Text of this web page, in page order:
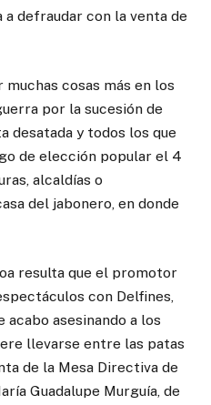
a defraudar con la venta de
muchas cosas más en los
por la sucesión de
desatada y todos los que
de elección popular el 4
alcaldías o
del jabonero, en donde
resulta que el promotor
con Delfines,
acabo asesinando a los
llevarse entre las patas
de la Mesa Directiva de
Guadalupe Murguía, de